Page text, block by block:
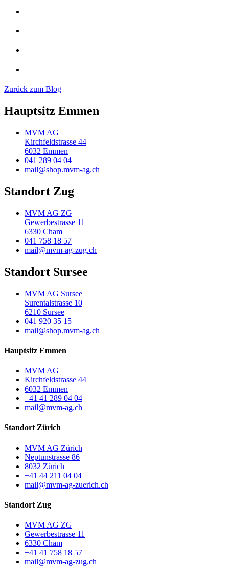
Zurück zum Blog
Hauptsitz Emmen
MVM AG
Kirchfeldstrasse 44
6032 Emmen
041 289 04 04
mail@shop.mvm-ag.ch
Standort Zug
MVM AG ZG
Gewerbestrasse 11
6330 Cham
041 758 18 57
mail@mvm-ag-zug.ch
Standort Sursee
MVM AG Sursee
Surentalstrasse 10
6210 Sursee
041 920 35 15
mail@shop.mvm-ag.ch
Hauptsitz Emmen
MVM AG
Kirchfeldstrasse 44
6032 Emmen
+41 41 289 04 04
mail@mvm-ag.ch
Standort Zürich
MVM AG Zürich
Neptunstrasse 86
8032 Zürich
+41 44 211 04 04
mail@mvm-ag-zuerich.ch
Standort Zug
MVM AG ZG
Gewerbestrasse 11
6330 Cham
+41 41 758 18 57
mail@mvm-ag-zug.ch